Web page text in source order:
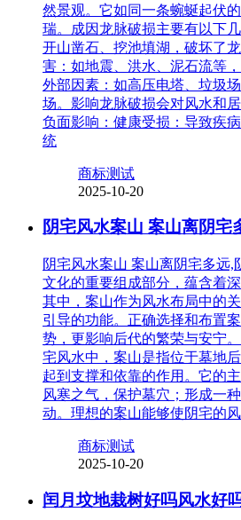
然景观。它如同一条蜿蜒起伏
瑞。成因龙脉破损主要有以下
开山凿石、挖池填湖，破坏了
害：如地震、洪水、泥石流等
外部因素：如高压电塔、垃圾
场。影响龙脉破损会对风水和
负面影响：健康受损：导致疾
统
商标测试
2025-10-20
阴宅风水案山 案山离阴宅
阴宅风水案山 案山离阴宅多远
文化的重要组成部分，蕴含着
其中，案山作为风水布局中的
引导的功能。正确选择和布置
势，更影响后代的繁荣与安宁
宅风水中，案山是指位于墓地
起到支撑和依靠的作用。它的
风寒之气，保护墓穴；形成一
动。理想的案山能够使阴宅的
商标测试
2025-10-20
闰月坟地栽树好吗风水好